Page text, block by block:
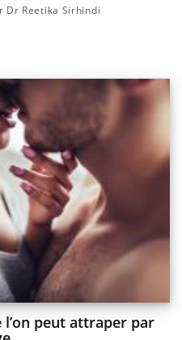
Dr Reetika Sirhindi
l’on peut attraper par